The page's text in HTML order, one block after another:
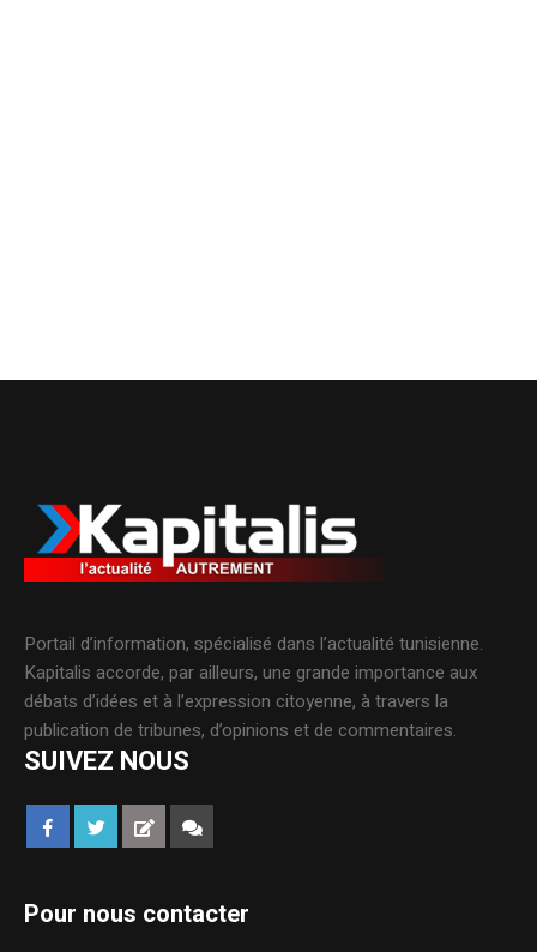
Portail d’information, spécialisé dans l’actualité tunisienne.
Kapitalis accorde, par ailleurs, une grande importance aux
débats d’idées et à l’expression citoyenne, à travers la
publication de tribunes, d’opinions et de commentaires.
SUIVEZ NOUS
Pour nous contacter